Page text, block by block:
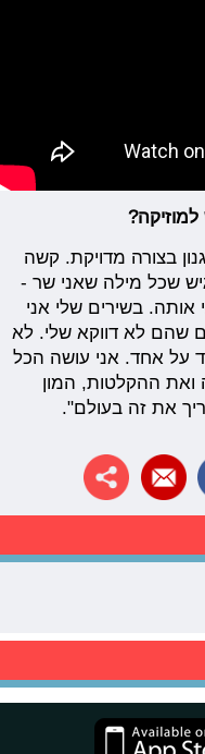
בצורה מדויקת. קשה
שכל מילה שאני שר -
בשירים שלי אני
שהם לא דווקא שלי. לא
על אחד. אני עושה הכל
ההקלטות, המון
את זה בעולם".